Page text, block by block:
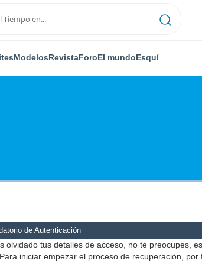
ModelosRevistaForoEl mundoEsquí
de Autenticación
olvidado tus detalles de acceso, no te preocupes,
iniciar empezar el proceso de recuperación, por